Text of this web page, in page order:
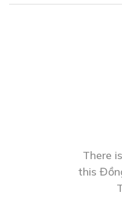
There
this